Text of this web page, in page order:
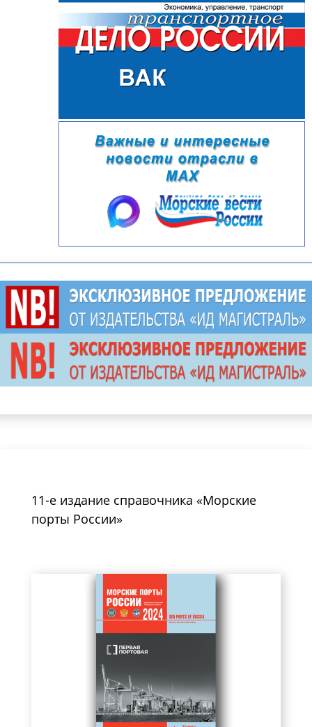
11-е издание справочника «Морские
порты России»